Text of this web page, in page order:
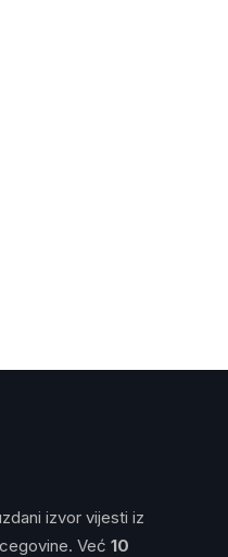
izvor vijesti iz
Već 10